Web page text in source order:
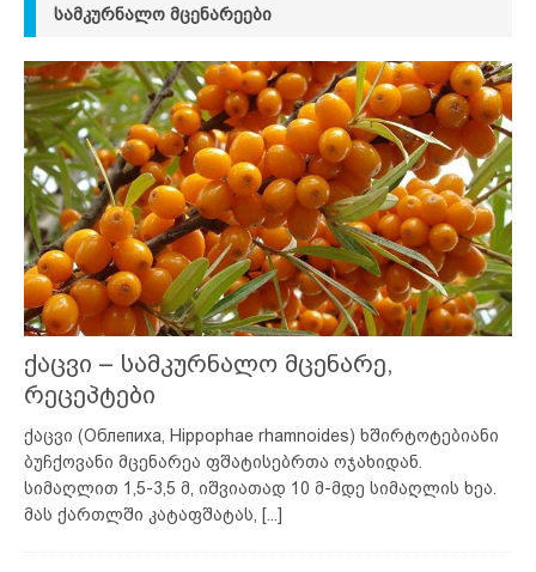
ᲡᲐᲛᲙᲣᲠᲜᲐᲚᲝ ᲛᲪᲔᲜᲐᲠᲔᲔᲑᲘ
ქაცვი – სამკურნალო მცენარე,
რეცეპტები
ქაცვი (Облепиха, Hippophae rhamnoides) ხშირტოტებიანი
ბუჩქოვანი მცენარეა ფშატისებრთა ოჯახიდან.
სიმაღლით 1,5-3,5 მ, იშვიათად 10 მ-მდე სიმაღლის ხეა.
მას ქართლში კატაფშატას,
[...]